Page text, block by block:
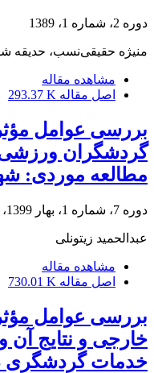
دوره 2، شماره 1، 1389
منیژه حقیقی‌نسب، حدیقه
مشاهده مقاله
اصل مقاله 293.37 K
بررسی عوامل
گردشگران
مطالعه موردی:
دوره 7، شماره 1، بهار 1399، صفحه
عبدالحمید زیتونلی
مشاهده مقاله
اصل مقاله 730.01 K
بررسی عوامل
خارجی و نتایج
خدمات گردشگری